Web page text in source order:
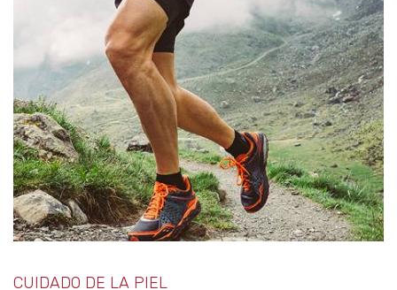
CUIDADO DE LA PIEL